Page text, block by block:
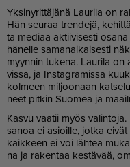
Yk­si­ny­rit­tä­jä­nä Lau­ri­la on
Hän seu­raa tren­de­jä,
ta me­di­aa ak­tii­vi­ses­ti
hä­nel­le sa­ma­nai­kai­ses­ti
myyn­nin tu­ke­na. Lau­ri­la
vis­sa, ja Ins­tag­ra­mis­sa
kol­meen mil­joo­naan
neet pit­kin Suo­mea ja
Kas­vu vaa­tii myös
sa­noa ei asi­oil­le, jot­ka
kaik­keen ei voi läh­teä
na ja ra­ken­taa kes­tä­vää,